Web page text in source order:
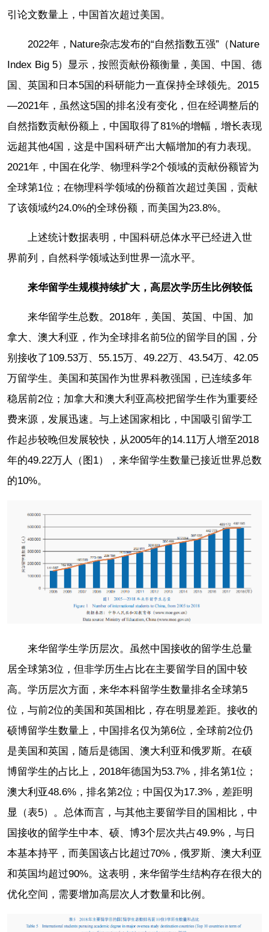
引论文数量上，中国首次超过美国。
2022年，Nature杂志发布的“自然指数五强”（Nature
Index Big 5）显示，按照贡献份额衡量，美国、中国、德
国、英国和日本5国的科研能力一直保持全球领先。2015
—2021年，虽然这5国的排名没有变化，但在经调整后的
自然指数贡献份额上，中国取得了81%的增幅，增长表现
远超其他4国，这是中国科研产出大幅增加的有力表现。
2021年，中国在化学、物理科学2个领域的贡献份额皆为
全球第1位；在物理科学领域的份额首次超过美国，贡献
了该领域约24.0%的全球份额，而美国为23.8%。
上述统计数据表明，中国科研总体水平已经进入世
界前列，自然科学领域达到世界一流水平。
来华留学生规模持续扩大，高层次学历生比例较低
来华留学生总数。2018年，美国、英国、中国、加
拿大、澳大利亚，作为全球排名前5位的留学目的国，分
别接收了109.53万、55.15万、49.22万、43.54万、42.05
万留学生。美国和英国作为世界科教强国，已连续多年
稳居前2位；加拿大和澳大利亚高校把留学生作为重要经
费来源，发展迅速。与上述国家相比，中国吸引留学工
作起步较晚但发展较快，从2005年的14.11万人增至2018
年的49.22万人（图1），来华留学生数量已接近世界总数
的10%。
来华留学生学历层次。虽然中国接收的留学生总量
居全球第3位，但非学历生占比在主要留学目的国中较
高。学历层次方面，来华本科留学生数量排名全球第5
位，与前2位的美国和英国相比，存在明显差距。接收的
硕博留学生数量上，中国排名仅为第6位，全球前2位仍
是美国和英国，随后是德国、澳大利亚和俄罗斯。在硕
博留学生的占比上，2018年德国为53.7%，排名第1位；
澳大利亚48.6%，排名第2位；中国仅为17.3%，差距明
显（表5）。总体而言，与其他主要留学目的国相比，中
国接收的留学生中本、硕、博3个层次共占49.9%，与日
本基本持平，而美国该占比超过70%，俄罗斯、澳大利亚
和英国均超过90%。这表明，来华留学生结构存在很大的
优化空间，需要增加高层次人才数量和比例。